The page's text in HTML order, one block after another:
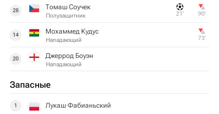
28 Томаш Соучек
Полузащитник 21‎’‎ 90‎’‎
14 Мохаммед Кудус
Нападающий 73‎’‎
20 Джеррод Боуэн
Нападающий
Запасные
1 Лукаш Фабианьский